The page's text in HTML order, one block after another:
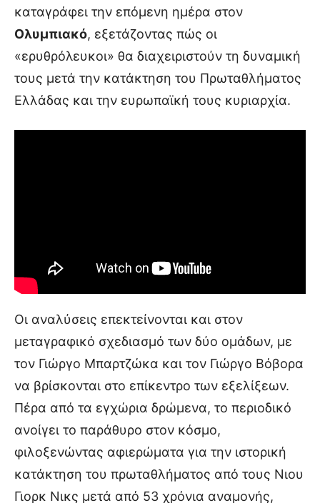
καταγράφει την επόμενη ημέρα στον
Ολυμπιακό, εξετάζοντας πώς οι
«ερυθρόλευκοι» θα διαχειριστούν τη δυναμική
τους μετά την κατάκτηση του Πρωταθλήματος
Ελλάδας και την ευρωπαϊκή τους κυριαρχία.
Οι αναλύσεις επεκτείνονται και στον
μεταγραφικό σχεδιασμό των δύο ομάδων, με
τον Γιώργο Μπαρτζώκα και τον Γιώργο Βόβορα
να βρίσκονται στο επίκεντρο των εξελίξεων.
Πέρα από τα εγχώρια δρώμενα, το περιοδικό
ανοίγει το παράθυρο στον κόσμο,
φιλοξενώντας αφιερώματα για την ιστορική
κατάκτηση του πρωταθλήματος από τους Νιου
Γιορκ Νικς μετά από 53 χρόνια αναμονής,